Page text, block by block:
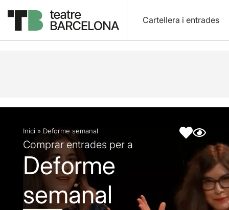
Cartellera i entrades
Descripció Fitxa artística
Inici » Deforme semanal
Comprar entrades per a
Deforme
semanal